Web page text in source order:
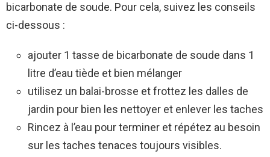
bicarbonate de soude. Pour cela, suivez les conseils
ci-dessous :
ajouter 1 tasse de bicarbonate de soude dans 1
litre d’eau tiède et bien mélanger
utilisez un balai-brosse et frottez les dalles de
jardin pour bien les nettoyer et enlever les taches
Rincez à l’eau pour terminer et répétez au besoin
sur les taches tenaces toujours visibles.